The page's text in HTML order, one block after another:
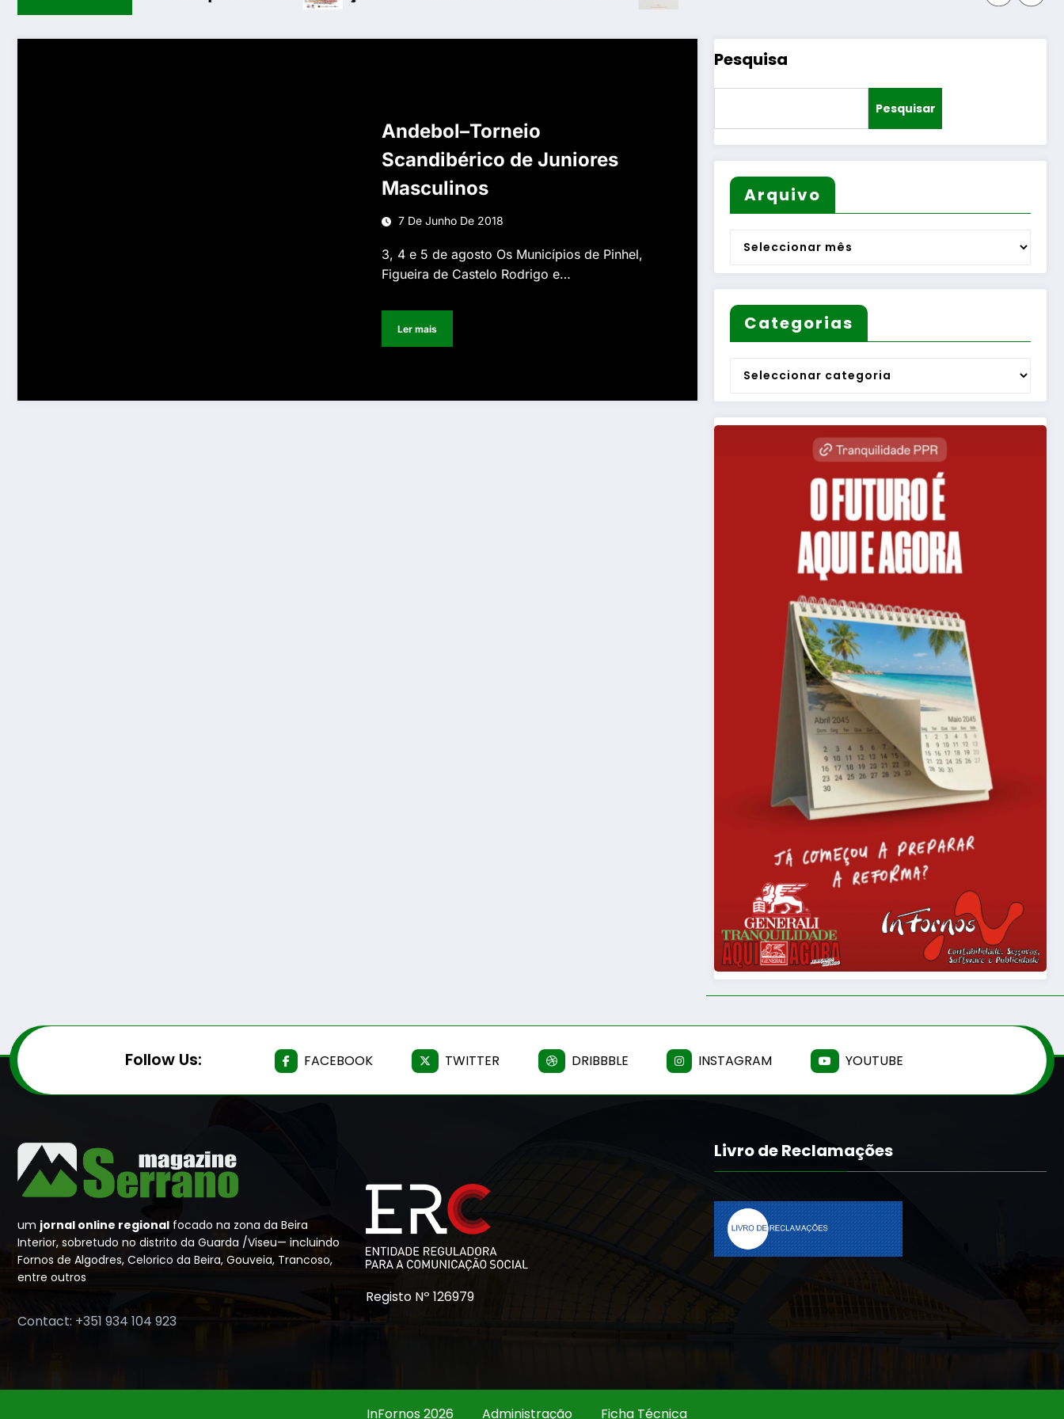
Andebol–Torneio
Scandibérico de Juniores
Masculinos
7 De Junho De 2018
3, 4 e 5 de agosto Os Municípios de Pinhel,
Figueira de Castelo Rodrigo e…
Ler mais
Pesquisa
Pesquisar
Arquivo
Arquivo
Categorias
Categorias
Follow Us: FACEBOOK TWITTER DRIBBBLE INSTAGRAM YOUTUBE
um jornal online regional focado na zona da Beira
Interior, sobretudo no distrito da Guarda /Viseu— incluindo
Fornos de Algodres, Celorico da Beira, Gouveia, Trancoso,
entre outros
Contact: +351 934 104 923
Registo Nº 126979
Livro de Reclamações
InFornos 2026 Administração Ficha Técnica